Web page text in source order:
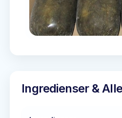
Ingredienser &